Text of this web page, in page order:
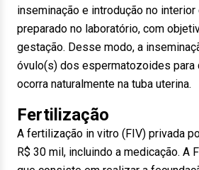
inseminação e introdução no
preparado no laboratório, com
gestação. Desse modo, a
óvulo(s) dos espermatozoides para
ocorra naturalmente na tuba uterina.
Fertilização
A fertilização in vitro (FIV) privada
R$ 30 mil, incluindo a medicação. A